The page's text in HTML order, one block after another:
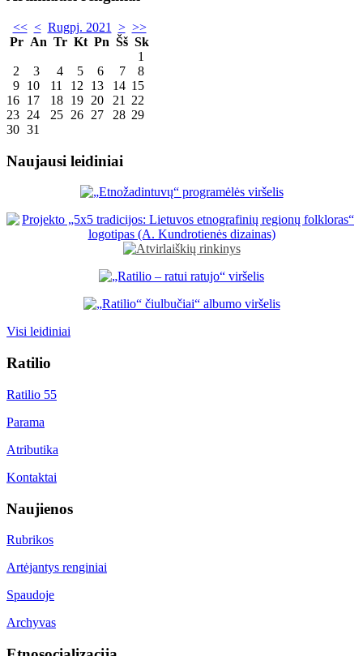
<< < Rugpj. 2021 > >>
Pr An Tr Kt Pn Šš Sk
1
2
3 4 5 6 7
8
9 10 11 12 13 14 15
16 17 18 19 20 21
22
23 24 25 26 27 28 29
30 31
Naujausi leidiniai
Visi leidiniai
Ratilio
Ratilio 55
Parama
Atributika
Kontaktai
Naujienos
Rubrikos
Artėjantys renginiai
Spaudoje
Archyvas